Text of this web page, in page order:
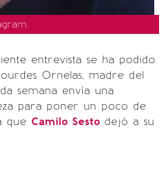
entrevista se ha podido
Ornelas, madre del
semana envía una
para poner un poco de
que Camilo Sesto dejó a su